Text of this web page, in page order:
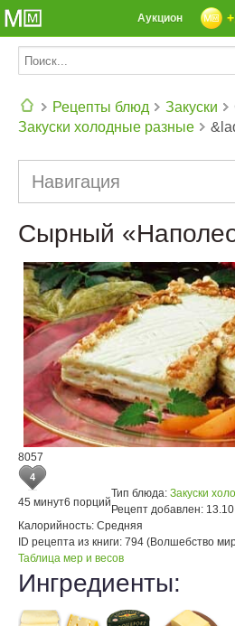
Аукцион
Рецепты блюд
Закуски
Закуски холодные разные
Навигация
Сырный
8057
4
45 минут6 порций
Тип блюда: Закуски
Рецепт добавлен:
Калорийность: Средняя
ID рецепта из книги: 794 (Волшебство
Таблица мер и весов
Ингредиенты: